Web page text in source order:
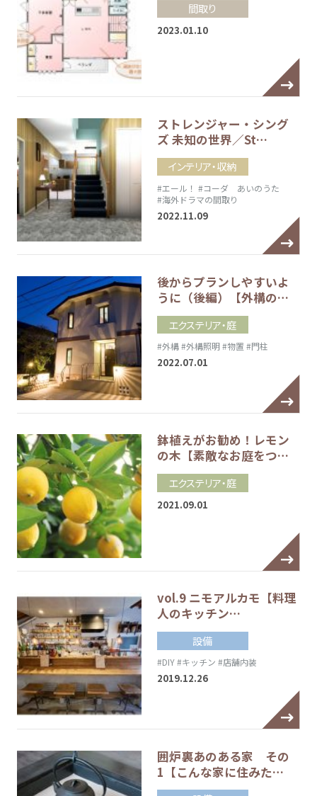
間取り
2023.01.10
ストレンジャー・シング
ズ 未知の世界／St…
インテリア・収納
#エール！ #コーダ あいのうた
#海外ドラマの間取り
2022.11.09
後からプランしやすいよ
うに（後編）【外構の…
エクステリア・庭
#外構#外構照明 #物置 #門柱
2022.07.01
鉢植えがお勧め！レモン
の木【素敵なお庭をつ…
エクステリア・庭
2021.09.01
vol.9 ニモアルカモ【料理
人のキッチン…
設備
#DIY#キッチン #店舗内装
2019.12.26
囲炉裏あのある家 その
1【こんな家に住みた…